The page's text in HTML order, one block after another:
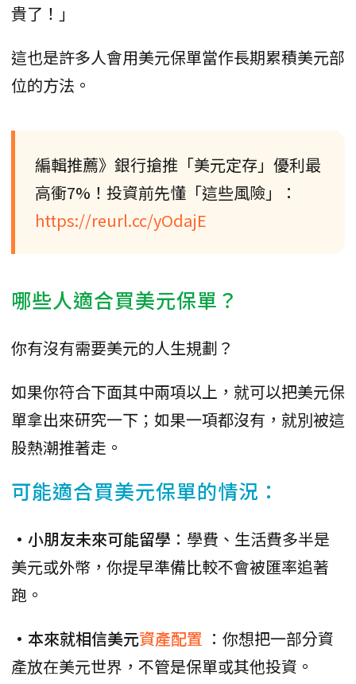
貴了！」
這也是許多人會用美元保單當作長期累積美元部
位的方法。
編輯推薦》銀行搶推「美元定存」優利最
高衝7%！投資前先懂「這些風險」：
https://reurl.cc/yOdajE
哪些人適合買美元保單？
你有沒有需要美元的人生規劃？
如果你符合下面其中兩項以上，就可以把美元保
單拿出來研究一下；如果一項都沒有，就別被這
股熱潮推著走。
可能適合買美元保單的情況：
•小朋友未來可能留學 ：學費、生活費多半是
美元或外幣，你提早準備比較不會被匯率追著
跑。
•本來就相信美元資產配置 ：你想把一部分資
產放在美元世界，不管是保單或其他投資。